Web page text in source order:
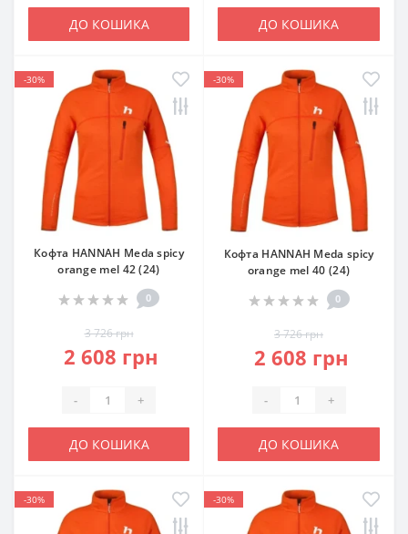
ДО КОШИКА ДО КОШИКА
-30%
Кофта HANNAH Meda spicy
orange mel 42 (24)
0
3 726 грн
2 608 грн
- +
ДО КОШИКА
-30%
Кофта HANNAH Meda spicy
orange mel 40 (24)
0
3 726 грн
2 608 грн
- +
ДО КОШИКА
-30% -30%